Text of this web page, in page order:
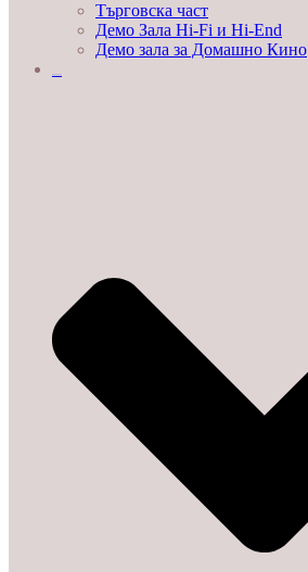
Търговска част
Демо Зала Hi-Fi и Hi-End
Демо зала за Домашно Кино